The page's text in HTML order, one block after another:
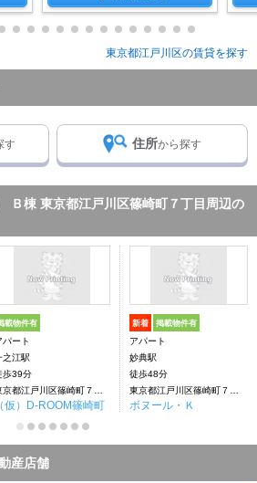
東京都江戸川区の賃貸を探す
す 住所から探す
Ｂ棟 東京都江戸川区篠崎町７丁目周辺の
載物件有
パート
之江駅
歩39分
（仮）D-ROOM篠崎町
新着 掲載物件有
アパート
妙典駅
徒歩48分
ボヌール・Ｋ
産店舗